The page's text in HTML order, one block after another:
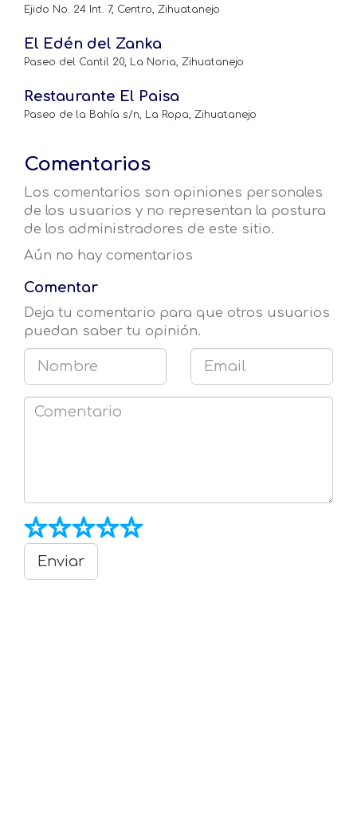
Ejido No. 24 Int. 7, Centro, Zihuatanejo
El Edén del Zanka
Paseo del Cantil 20, La Noria, Zihuatanejo
Restaurante El Paisa
Paseo de la Bahía s/n, La Ropa, Zihuatanejo
Comentarios
Los comentarios son opiniones personales
de los usuarios y no representan la postura
de los administradores de este sitio.
Aún no hay comentarios
Comentar
Deja tu comentario para que otros usuarios
puedan saber tu opinión.